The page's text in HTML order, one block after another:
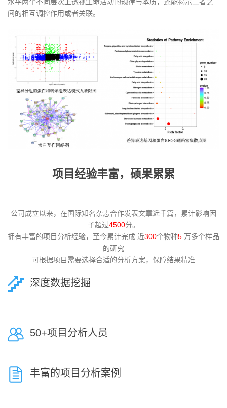
间的相互调控作用或者关联。
项目经验丰富，硕果累累
公司成立以来，在国际知名杂志合作发表文章近千篇，累计影响因
子超过4500分。
拥有丰富的项目分析经验，至今累计完成 近300个物种5 万多个样品
的研究
可根据项目需要选择合适的分析方案，保障结果精准
深度数据挖掘
50+项目分析人员
丰富的项目分析案例